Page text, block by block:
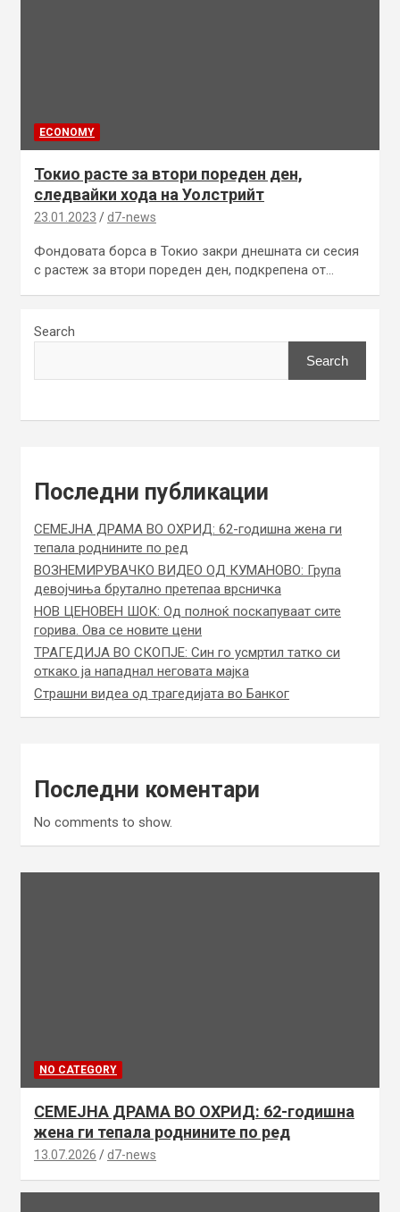
ECONOMY
Токио расте за втори пореден ден,
следвайки хода на Уолстрийт
23.01.2023 d7-news
Фондовата борса в Токио закри днешната си сесия
с растеж за втори пореден ден, подкрепена от…
Search
Search
Последни публикации
СЕМЕЈНА ДРАМА ВО ОХРИД: 62-годишна жена ги
тепала роднините по ред
ВОЗНЕМИРУВАЧКО ВИДЕО ОД КУМАНОВО: Група
девојчиња брутално претепаа врсничка
НОВ ЦЕНОВЕН ШОК: Од полноќ поскапуваат сите
горива. Ова се новите цени
ТРАГЕДИЈА ВО СКОПЈЕ: Син го усмртил татко си
откако ја нападнал неговата мајка
Страшни видеа од трагедијата во Банког
Последни коментари
No comments to show.
NO CATEGORY
СЕМЕЈНА ДРАМА ВО ОХРИД: 62-годишна
жена ги тепала роднините по ред
13.07.2026 d7-news